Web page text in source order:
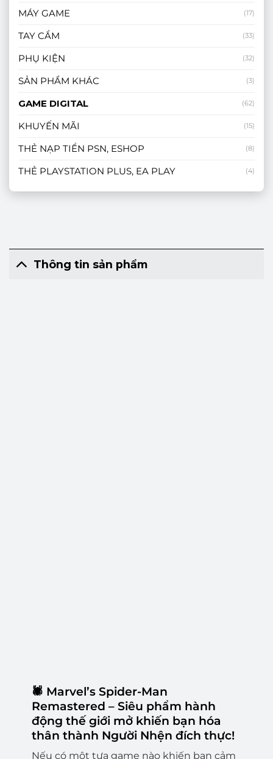
MÁY GAME (17)
TAY CẦM (33)
PHỤ KIỆN (32)
SẢN PHẨM KHÁC (3)
GAME DIGITAL (62)
KHUYẾN MÃI (15)
THẺ NẠP TIỀN PSN, ESHOP (8)
THẺ PLAYSTATION PLUS, EA PLAY (4)
Thông tin sản phẩm
🕷️ Marvel’s Spider-Man
Remastered – Siêu phẩm hành
động thế giới mở khiến bạn hóa
thân thành Người Nhện đích thực!
Nếu có một tựa game nào khiến bạn cảm